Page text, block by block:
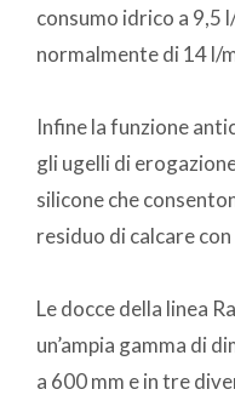
consumo idrico a 9,5
normalmente di 14 l/
Infine la funzione
gli ugelli di
silicone che
residuo di calcare
Le docce della linea
un’ampia gamma di
a 600 mm e in tre